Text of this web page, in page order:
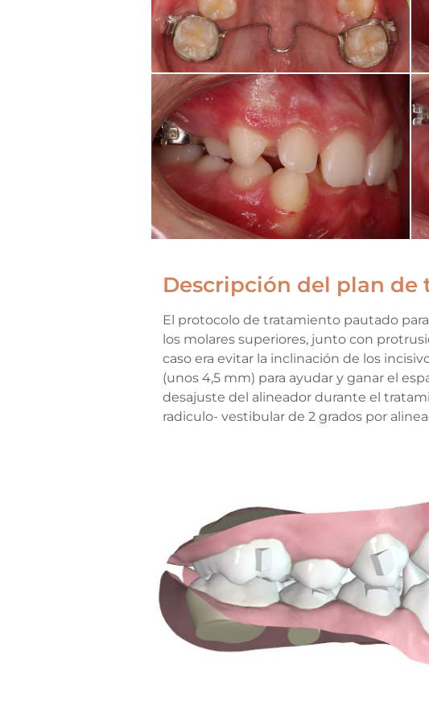
Descripción del plan
El protocolo de tratamiento pautado
los molares superiores, junto con
caso era evitar la inclinación de los
(unos 4,5 mm) para ayudar y ganar el
desajuste del alineador durante el
radiculo- vestibular de 2 grados por